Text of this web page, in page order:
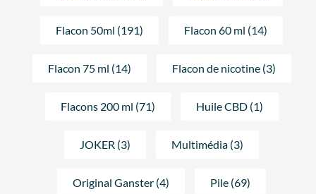
Flacon 50ml (191) Flacon 60 ml (14)
Flacon 75 ml (14) Flacon de nicotine (3)
Flacons 200 ml (71) Huile CBD (1)
JOKER (3) Multimédia (3)
Original Ganster (4) Pile (69)